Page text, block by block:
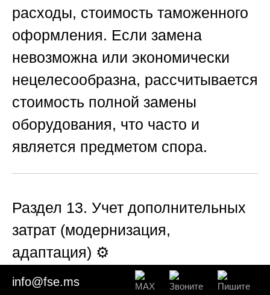
расходы, стоимость таможенного
оформления. Если замена
невозможна или экономически
нецелесообразна, рассчитывается
стоимость полной замены
оборудования, что часто и
является предметом спора.
Раздел 13. Учет дополнительных
затрат (модернизация,
адаптация) ⚙️
Иногда оборудование уже было
info@fse.ms